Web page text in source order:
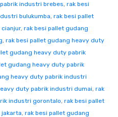
industri brebes, rak besi
bulukumba, rak besi pallet
, rak besi pallet gudang
, rak besi pallet gudang heavy duty
gudang heavy duty pabrik
gudang heavy duty pabrik
heavy duty pabrik industri
duty pabrik industri dumai, rak
industri gorontalo, rak besi pallet
, rak besi pallet gudang